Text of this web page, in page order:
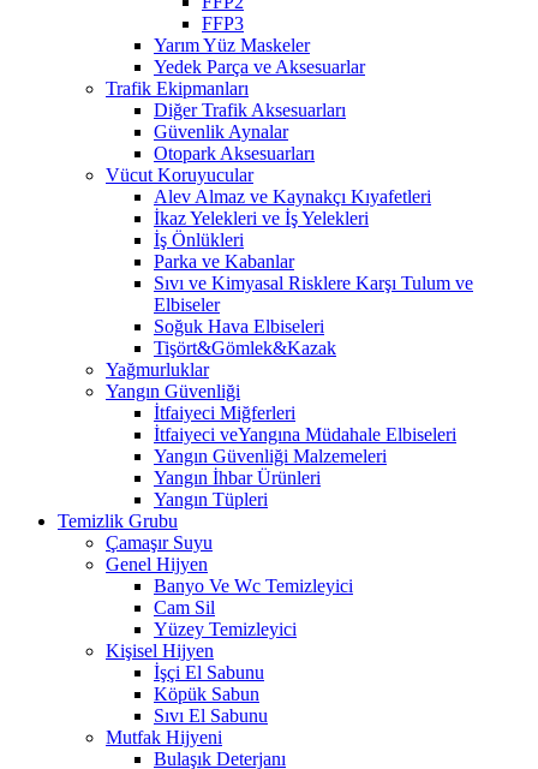
FFP3
Yarım Yüz Maskeler
Yedek Parça ve Aksesuarlar
Trafik Ekipmanları
Diğer Trafik Aksesuarları
Güvenlik Aynalar
Otopark Aksesuarları
Vücut Koruyucular
Alev Almaz ve Kaynakçı Kıyafetleri
İkaz Yelekleri ve İş Yelekleri
İş Önlükleri
Parka ve Kabanlar
Sıvı ve Kimyasal Risklere Karşı Tulum ve
Elbiseler
Soğuk Hava Elbiseleri
Tişört&Gömlek&Kazak
Yağmurluklar
Yangın Güvenliği
İtfaiyeci Miğferleri
İtfaiyeci veYangına Müdahale Elbiseleri
Yangın Güvenliği Malzemeleri
Yangın İhbar Ürünleri
Yangın Tüpleri
Temizlik Grubu
Çamaşır Suyu
Genel Hijyen
Banyo Ve Wc Temizleyici
Cam Sil
Yüzey Temizleyici
Kişisel Hijyen
İşçi El Sabunu
Köpük Sabun
Sıvı El Sabunu
Mutfak Hijyeni
Bulaşık Deterjanı